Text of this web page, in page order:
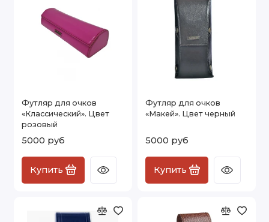
Футляр для очков
«Классический». Цвет
розовый
5000 руб
Купить
Футляр для очков
«Макей». Цвет черный
5000 руб
Купить